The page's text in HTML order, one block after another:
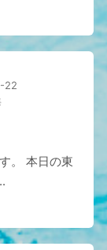
22
。 本日の東